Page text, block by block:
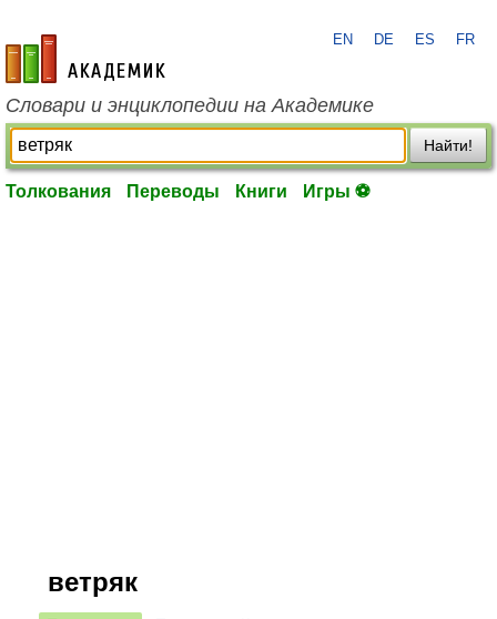
academic.ru
EN DE ES FR
Словари и энциклопедии на Академике
Найти!
Толкования Переводы Книги Игры ⚽
ветряк